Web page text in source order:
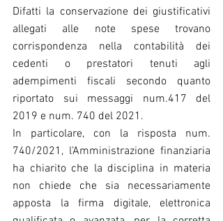
Difatti la conservazione dei giustificativi
allegati alle note spese trovano
corrispondenza nella contabilità dei
cedenti o prestatori tenuti agli
adempimenti fiscali secondo quanto
riportato sui messaggi num.417 del
2019 e num. 740 del 2021.
In particolare, con la risposta num.
740/2021, l’Amministrazione finanziaria
ha chiarito che la disciplina in materia
non chiede che sia necessariamente
apposta la firma digitale, elettronica